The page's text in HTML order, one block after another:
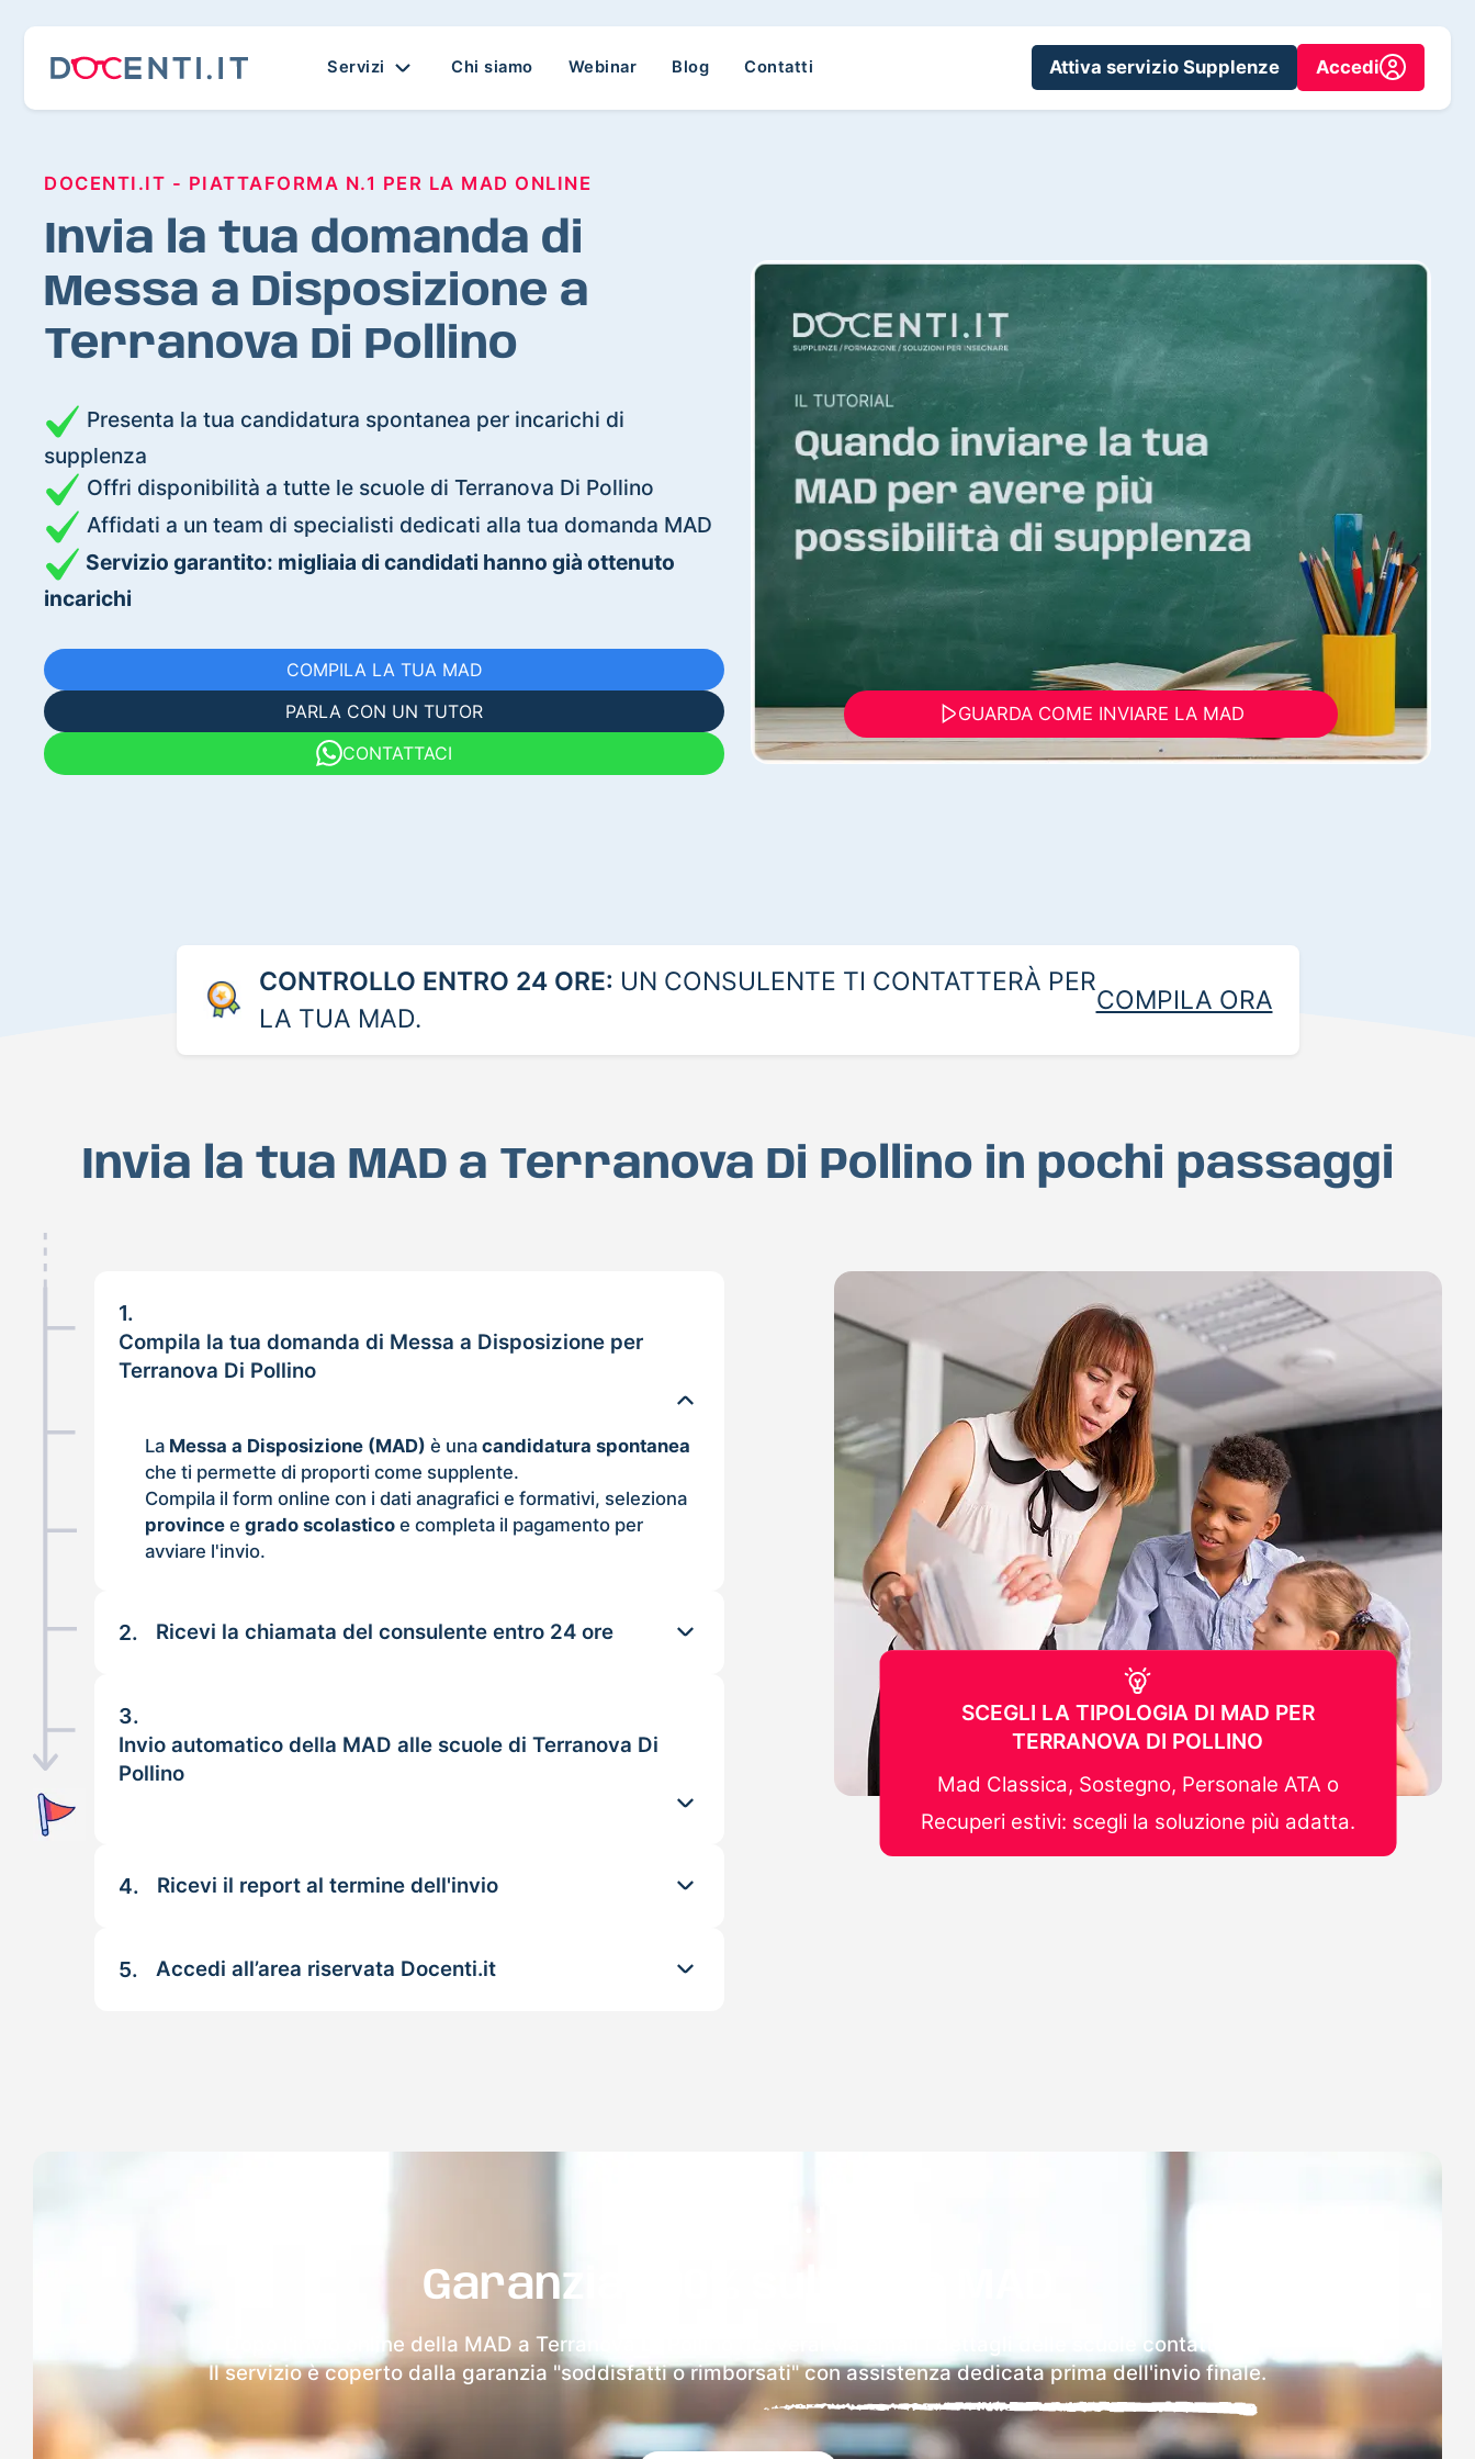
Servizi Chi siamo Webinar Blog Contatti Attiva servizio Supplenze Accedi
DOCENTI.IT - PIATTAFORMA N.1 PER LA MAD ONLINE
Invia la tua domanda di
Messa a Disposizione a
Terranova Di Pollino
Presenta la tua candidatura spontanea per incarichi di
supplenza
Offri disponibilità a tutte le scuole di Terranova Di Pollino
Affidati a un team di specialisti dedicati alla tua domanda MAD
Servizio garantito: migliaia di candidati hanno già ottenuto
incarichi
COMPILA LA TUA MAD
PARLA CON UN TUTOR
CONTATTACI
GUARDA COME INVIARE LA MAD
CONTROLLO ENTRO 24 ORE: UN CONSULENTE TI CONTATTERÀ PER
LA TUA MAD.
COMPILA ORA
Invia la tua MAD a Terranova Di Pollino in pochi passaggi
1.
Compila la tua domanda di Messa a Disposizione per
Terranova Di Pollino
La Messa a Disposizione (MAD) è unacandidatura spontanea
che ti permette di proporti come supplente.
Compila il form online con i dati anagrafici e formativi, seleziona
province egrado scolastico e completa il pagamento per
avviare l'invio.
2. Ricevi la chiamata del consulente entro 24 ore
3.
Invio automatico della MAD alle scuole di Terranova Di
Pollino
4. Ricevi il report al termine dell'invio
5. Accedi all’area riservata Docenti.it
SCEGLI LA TIPOLOGIA DI MAD PER
TERRANOVA DI POLLINO
Mad Classica, Sostegno, Personale ATA o
Recuperi estivi: scegli la soluzione più adatta.
Garanzia 100% sulla tua MAD
Dopo l'invio online della MAD a Terranova Di Pollino riceverai via email i dettagli delle scuole contattate.
Il servizio è coperto dalla garanzia "soddisfatti o rimborsati" con assistenza dedicata prima dell'invio finale.